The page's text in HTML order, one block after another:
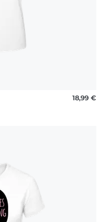
18,99 €